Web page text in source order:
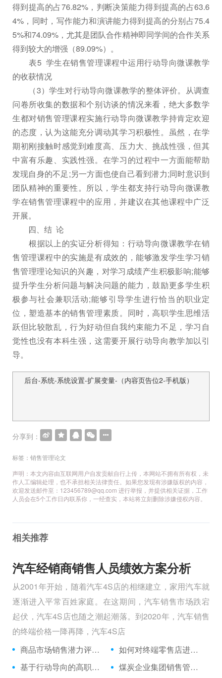
得到提高的占76.82%，判断决策能力得到提高的占63.6
4%，同时，写作能力和演讲能力得到提高的分别占75.4
5%和74.09%，尤其是团队合作精神即同学间的合作关系
得到较大的增强（89.09%）。
表5 学生在销售管理课程中运用行动导向微课教学
的收获情况
（3）学生对行动导向微课教学的整体评价。从调查
问卷所收集的数据和个别访谈的情况来看，绝大多数学
生都对销售管理课程实施行动导向微课教学持肯定欢迎
的态度，认为这能充分调动其学习积极性。虽然，在学
期初刚接触时感觉到难度高、压力大、挑战性强，但其
中富有乐趣、实践性强。在学习的过程中一方面能帮助
发现自身的不足;另一方面也使自己看到潜力;同时意识到
团队精神的重要性。所以，学生都支持行动导向微课教
学在销售管理课程中的应用，并建议在其他课程中广泛
开展。
四、结 论
根据以上的实证分析得知：行动导向微课教学在销
售管理课程中的实施是有成效的，能够激发学生学习销
售管理理论知识的兴趣，对学习成绩产生积极影响;能够
提升学生分析问题与解决问题的能力，鼓励更多学生积
极参与社会兼职活动;能够引导学生进行恰当的职业定
位，塑造基本的销售管理素质。同时，高职学生思维活
跃但比较散乱，行为好动但自我约束能力不足，学习自
觉性也没有本科生强，这需要开展行动导向教学加以引
导。
文
导
航
后台-系统-系统设置-扩展变量-（内容页告位2-手机版）
分享到：
标签： 销售管理论文
声明：本文内容由互联网用户自发贡献自行上传，本网站不拥有所有权，未
作人工编辑处理，也不承担相关法律责任。如果您发现有涉嫌版权的内容，
欢迎发送邮件至：123456789@qq.com 进行举报，并提供相关证据，工作
人员会在5个工作日内联系你，一经查实，本站将立刻删除涉嫌侵权内容。
相关推荐
汽车经销商销售人员绩效方案分析
从2001年开始，随着汽车4S店的相继建立，家用汽车就
逐渐进入平常百姓家庭。在这期间，汽车销售市场跌宕
起伏，汽车4S店也随之潮起潮落。到2020年，汽车销售
的终端价格一降再降，汽车4S店
商品市场销售潜力评估研究
如何对终端零售店进行销售管理
基于行动导向的高职《销售管理》课程微课教学实证
煤炭企业集团销售管理主要问题分析